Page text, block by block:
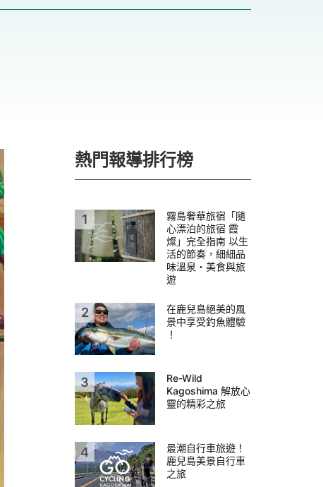
熱門報導排行榜
霧島奢華旅宿「隨
心漂泊的旅宿 霞
燦」完全指南 以生
活的節奏，細細品
味溫泉・美食與旅
遊
在鹿兒島絕美的風
景中享受釣魚體驗
！
Re-Wild
Kagoshima 解放心
靈的精彩之旅
最潮自行車旅遊！
鹿兒島美景自行車
之旅